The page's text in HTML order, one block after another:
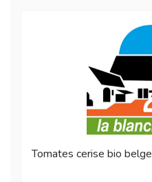
Tomates cerise bio belge